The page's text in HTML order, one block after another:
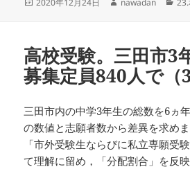
2020年12月24日 nawadan
ー
高校受験。三田市3
募集定員840人で（3
三田市内の中学3年生の総数を6ヵ
の数値と志願者数から差異を求め
「市外受験生ならびに私立専願受
て理解に留め，「分配割合」を反